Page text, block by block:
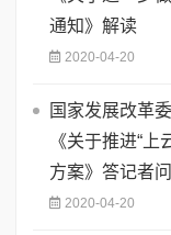
通知》解读
2020-04-20
国家发展改革
《关于推进“
方案》答记者问
2020-04-20